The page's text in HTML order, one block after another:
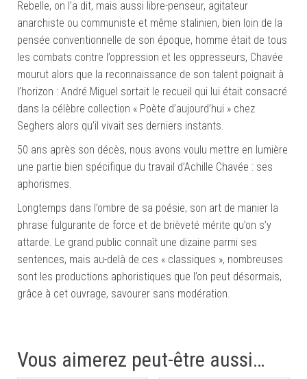
Rebelle, on l’a dit, mais aussi libre-penseur, agitateur
anarchiste ou communiste et même stalinien, bien loin de la
pensée conventionnelle de son époque, homme était de tous
les combats contre l’oppression et les oppresseurs, Chavée
mourut alors que la reconnaissance de son talent poignait à
l’horizon : André Miguel sortait le recueil qui lui était consacré
dans la célèbre collection « Poète d’aujourd’hui » chez
Seghers alors qu’il vivait ses derniers instants.
50 ans après son décès, nous avons voulu mettre en lumière
une partie bien spécifique du travail d’Achille Chavée : ses
aphorismes.
Longtemps dans l’ombre de sa poésie, son art de manier la
phrase fulgurante de force et de brièveté mérite qu’on s’y
attarde. Le grand public connaît une dizaine parmi ses
sentences, mais au-delà de ces « classiques », nombreuses
sont les productions aphoristiques que l’on peut désormais,
grâce à cet ouvrage, savourer sans modération.
Vous aimerez peut-être aussi…